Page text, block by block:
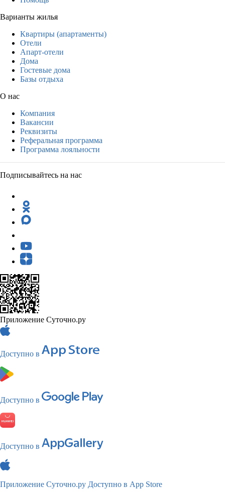
Варианты жилья
Квартиры (апартаменты)
Отели
Апарт-отели
Дома
Гостевые дома
Базы отдыха
О нас
Компания
Вакансии
Реквизиты
Реферальная программа
Программа лояльности
Подписывайтесь на нас
Приложение Суточно.ру
Доступно в
Доступно в
Доступно в
Приложение Суточно.ру Доступно в App Store